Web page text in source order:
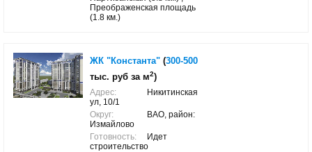
Преображенская площадь
(1.8 км.)
ЖК "Константа" (300-500
тыс. руб за м2)
Адрес:
Никитинская
ул, 10/1
Округ:
ВАО, район:
Измайлово
Готовность:
Идет
строительство